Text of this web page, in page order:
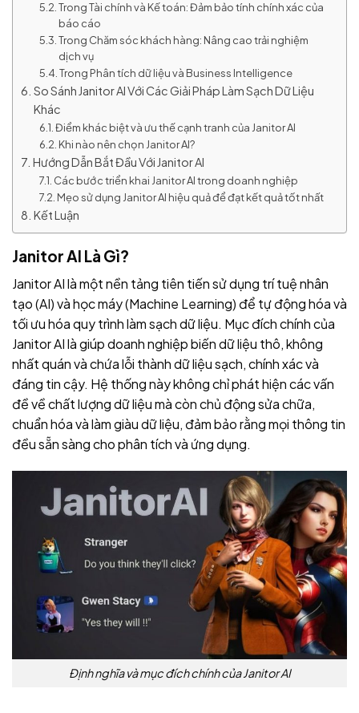
Trong Tài chính và Kế toán: Đảm bảo tính chính xác của
báo cáo
Trong Chăm sóc khách hàng: Nâng cao trải nghiệm
dịch vụ
Trong Phân tích dữ liệu và Business Intelligence
So Sánh Janitor AI Với Các Giải Pháp Làm Sạch Dữ Liệu
Khác
Điểm khác biệt và ưu thế cạnh tranh của Janitor AI
Khi nào nên chọn Janitor AI?
Hướng Dẫn Bắt Đầu Với Janitor AI
Các bước triển khai Janitor AI trong doanh nghiệp
Mẹo sử dụng Janitor AI hiệu quả để đạt kết quả tốt nhất
Kết Luận
Janitor AI Là Gì?
Janitor AI là một nền tảng tiên tiến sử dụng trí tuệ nhân
tạo (AI) và học máy (Machine Learning) để tự động hóa và
tối ưu hóa quy trình làm sạch dữ liệu. Mục đích chính của
Janitor AI là giúp doanh nghiệp biến dữ liệu thô, không
nhất quán và chứa lỗi thành dữ liệu sạch, chính xác và
đáng tin cậy. Hệ thống này không chỉ phát hiện các vấn
đề về chất lượng dữ liệu mà còn chủ động sửa chữa,
chuẩn hóa và làm giàu dữ liệu, đảm bảo rằng mọi thông tin
đều sẵn sàng cho phân tích và ứng dụng.
Định nghĩa và mục đích chính của Janitor AI